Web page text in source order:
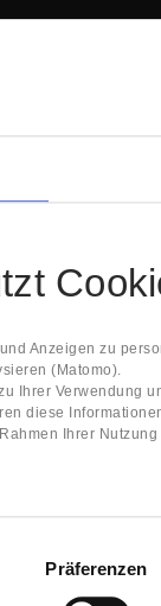
Anzeigen zu
(Matomo).
Ihrer Verwendung
diese
Ihrer
Präferenzen